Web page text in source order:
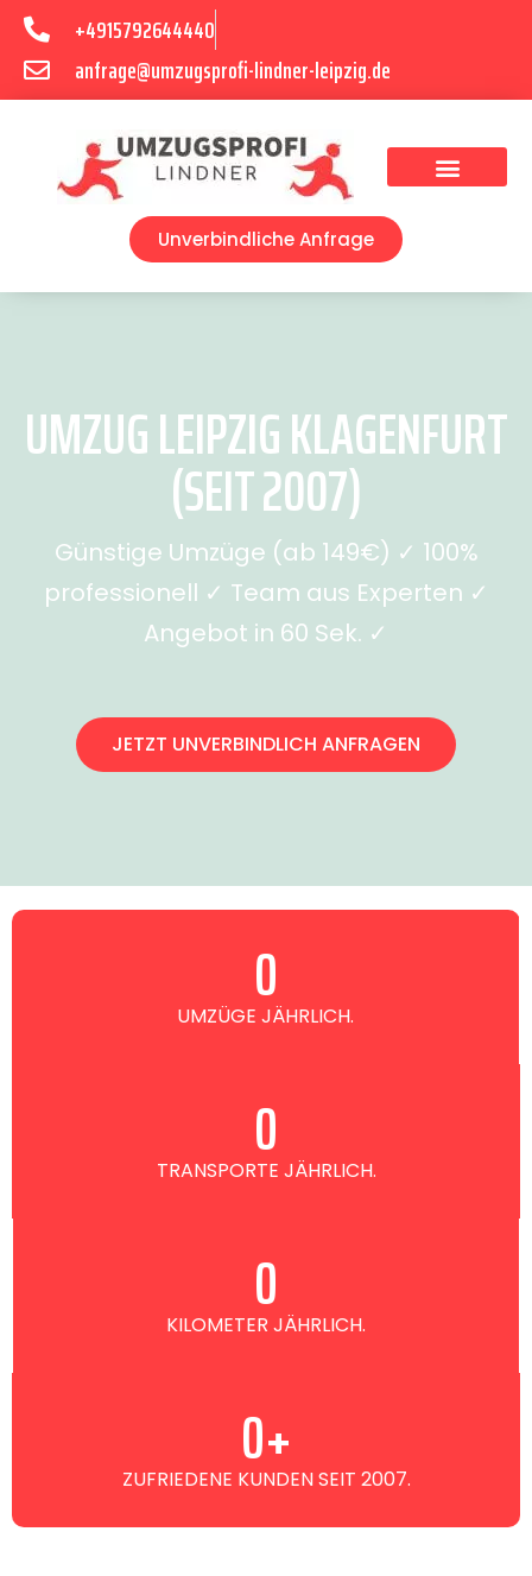
+4915792644440
anfrage@umzugsprofi-lindner-leipzig.de
Unverbindliche Anfrage
UMZUG LEIPZIG KLAGENFURT
(SEIT 2007)
Günstige Umzüge (ab 149€) ✓ 100%
professionell ✓ Team aus Experten ✓
Angebot in 60 Sek. ✓
JETZT UNVERBINDLICH ANFRAGEN
UMZÜGE JÄHRLICH.
0
TRANSPORTE JÄHRLICH.
0
KILOMETER JÄHRLICH.
0
ZUFRIEDENE KUNDEN SEIT 2007.
0+